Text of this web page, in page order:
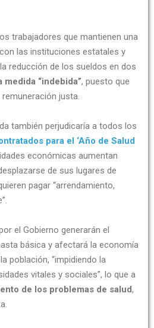
trabajadores que mantienen una
las instituciones estatales y
reducción de los sueldos en dos
medida “indebida”, puesto que
justa.
también perjudicaría a todos los
para el ‘Año de Salud
económicas aumentan
de sus lugares de
pagar “arrendamiento,
el Gobierno generarán el
básica y afectará la economía
población, “impidiendo la
vitales y sociales”, lo que a
de los problemas de salud,